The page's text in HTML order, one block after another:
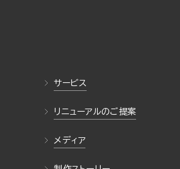
サービス
リニューアルのご提案
メディア